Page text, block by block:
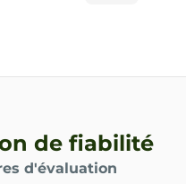
de fiabilité
d'évaluation